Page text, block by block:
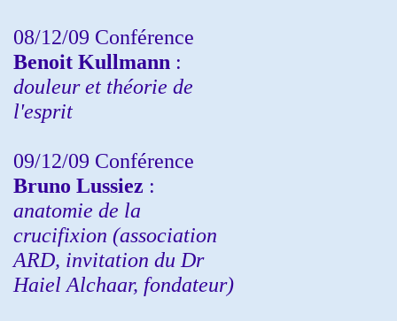
08/12/09 Conférence
Benoit Kullmann :
douleur et théorie de
l'esprit
09/12/09 Conférence
Bruno Lussiez :
anatomie de la
crucifixion (association
ARD, invitation du Dr
Haiel Alchaar, fondateur)